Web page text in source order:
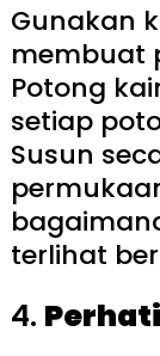
Gunakan
membuat
Potong
setiap
Susun
terlihat
4.